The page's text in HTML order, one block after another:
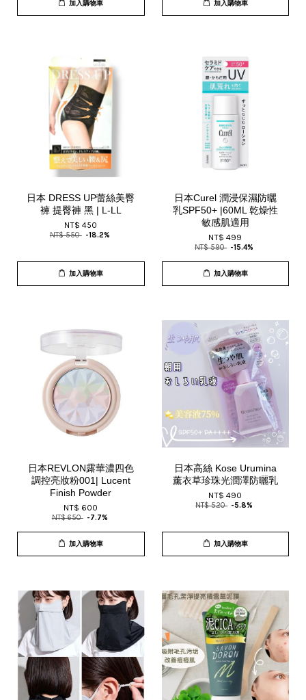
加入購物車 加入購物車
日本 DRESS UP蕾絲美臀
褲 提臀褲 黑 | L-LL
NT$ 450
NT$ 550 -18.2%
加入購物車
日本Curel 潤浸保濕防曬
乳SPF50+ |60ML 乾燥性
敏感肌適用
NT$ 499
NT$ 590 -15.4%
加入購物車
日本REVLON露華濃四色
調控亮妝粉001| Lucent
Finish Powder
NT$ 600
NT$ 650 -7.7%
加入購物車
日本高絲 Kose Urumina
薰衣草珍珠光潤澤防曬乳
NT$ 490
NT$ 520 -5.8%
加入購物車